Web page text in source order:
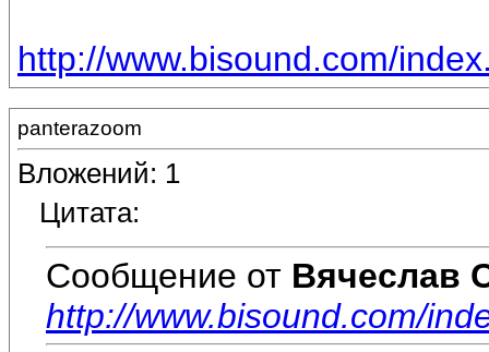
http://www.bisound.com/
panterazoom
Вложений: 1
Цитата:
Сообщение от Вячеслав
http://www.bisound.com/